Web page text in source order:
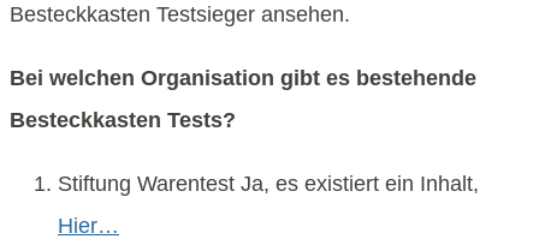
Besteckkasten Testsieger ansehen.
Bei welchen Organisation gibt es bestehende
Besteckkasten Tests?
Stiftung Warentest Ja, es existiert ein Inhalt,
Hier…